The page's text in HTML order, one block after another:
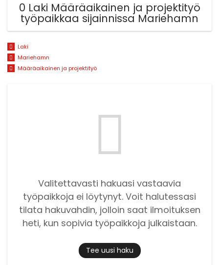
0 Laki Määräaikainen ja projektityö
työpaikkaa sijainnissa Mariehamn
Laki
Mariehamn
Määräaikainen ja projektityö
Valitettavasti hakuasi vastaavia
työpaikkoja ei löytynyt. Voit halutessasi
tilata hakuvahdin, jolloin saat ilmoituksen
heti, kun sopivia työpaikkoja julkaistaan.
Tee uusi haku